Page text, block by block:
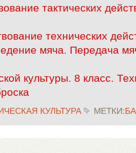
тактических
технических
мяча. Передача
культуры. 8 класс.
КУЛЬТУРА МЕТКИ: